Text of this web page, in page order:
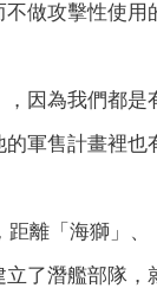
做攻擊性使
因為我們都
軍售計畫裡
離「海獅」
了潛艦部隊，